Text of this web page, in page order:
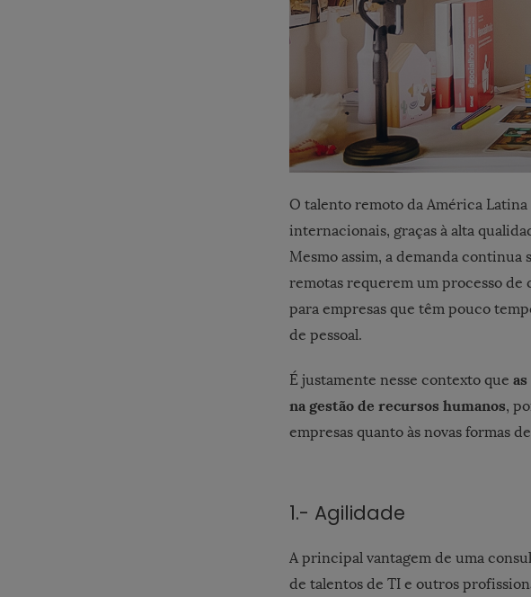
O talento remoto da América
internacionais, graças à alta
Mesmo assim, a demanda continua
remotas requerem um processo de
para empresas que têm pouco
de pessoal.
É justamente nesse contexto que
na gestão de recursos humanos,
empresas quanto às novas formas
1.- Agilidade
A principal vantagem de uma
de talentos de TI e outros